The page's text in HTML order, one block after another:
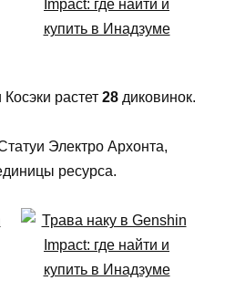
растет 28 диковинок.
Электро Архонта,
ресурса.